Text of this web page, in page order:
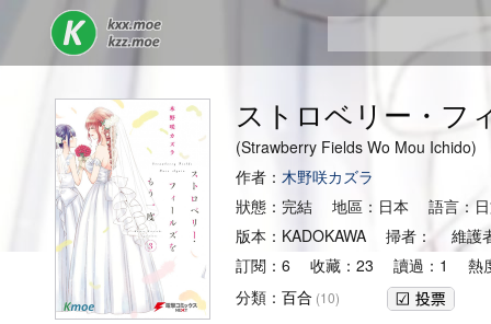
ストロベリー・フ
(Strawberry Fields Wo Mou Ichido)
作者： 木野咲カズラ
狀態：完結 地區：日本 語言：
版本：KADOKAWA 掃者： 維護
訂閱：6 收藏：23 讀過：1 熱
分類： 百合 (10)